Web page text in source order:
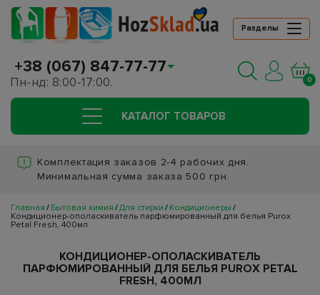
Разделы
+38 (067) 847-77-77
Пн-нд: 8:00-17:00. 0
КАТАЛОГ ТОВАРОВ
Комплектация заказов 2-4 рабочих дня.
Минимальная сумма заказа 500 грн.
Главная Бытовая химия Для стирки
Кондиционеры
Кондиционер-ополаскиватель парфюмированный для белья Purox
Petal Fresh, 400мл
КОНДИЦИОНЕР-ОПОЛАСКИВАТЕЛЬ
ПАРФЮМИРОВАННЫЙ ДЛЯ БЕЛЬЯ PUROX PETAL
FRESH, 400МЛ